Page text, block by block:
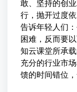
敢、坚持的创
行，抛开过度
告诉年轻人们
困难，反而要
知云课堂所承
充分的行业市
馈的时间错位